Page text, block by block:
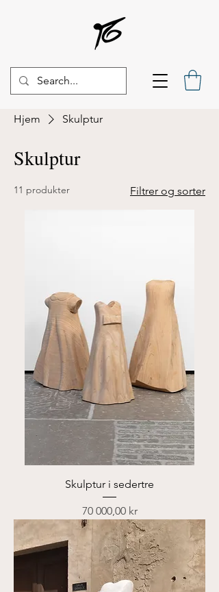
Hjem Skulptur
Skulptur
11 produkter Filtrer og sorter
Skulptur i sedertre
Pris
70 000,00 kr